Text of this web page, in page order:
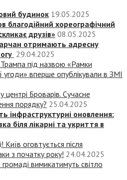
будинок 19.05.2025
благодійний хореографічний
друзів» 08.05.2025
отримають адресну
29.04.2025
під назвою «‎Рамки
угоди» вперше опублікували в ЗМІ
Броварів. Сучасне
порядку? 25.04.2025
інфраструктурні оновлення:
біля лікарні та укриття в
Київ оговтується після
з початку року! 24.04.2025
вимикатимуть світло